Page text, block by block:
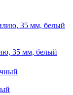
35 мм, белый